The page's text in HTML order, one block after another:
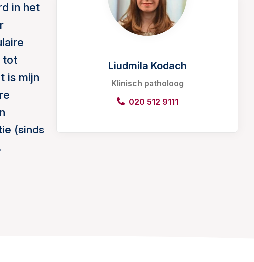
in het
tot
is mijn
(sinds
Liudmila Kodach
Klinisch patholoog
020 512 9111